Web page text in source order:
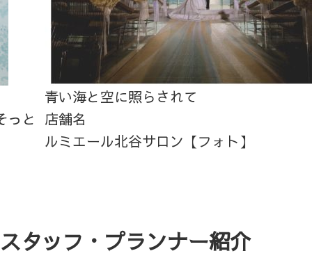
っと
青い海と空に照らされて
店舗名
ルミエール北谷サロン【フォト】
スタッフ・プランナー紹介